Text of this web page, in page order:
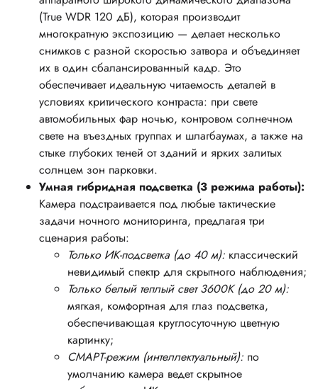
(True WDR 120 дБ), которая производит
многократную экспозицию — делает несколько
снимков с разной скоростью затвора и объединяет
их в один сбалансированный кадр. Это
обеспечивает идеальную читаемость деталей в
условиях критического контраста: при свете
автомобильных фар ночью, контровом солнечном
свете на въездных группах и шлагбаумах, а также на
стыке глубоких теней от зданий и ярких залитых
солнцем зон парковки.
Умная гибридная подсветка (3 режима работы):
Камера подстраивается под любые тактические
задачи ночного мониторинга, предлагая три
сценария работы:
Только ИК-подсветка (до 40 м): классический
невидимый спектр для скрытного наблюдения;
Только белый теплый свет 3600K (до 20 м):
мягкая, комфортная для глаз подсветка,
обеспечивающая круглосуточную цветную
картинку;
СМАРТ-режим (интеллектуальный): по
умолчанию камера ведет скрытное